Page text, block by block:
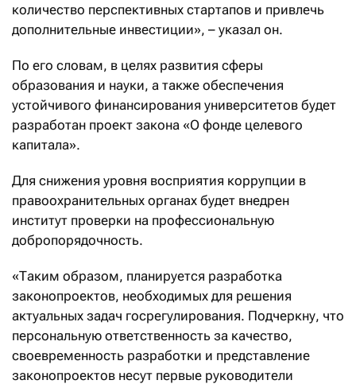
количество перспективных стартапов и привлечь
дополнительные инвестиции», – указал он.
По его словам, в целях развития сферы
образования и науки, а также обеспечения
устойчивого финансирования университетов будет
разработан проект закона «О фонде целевого
капитала».
Для снижения уровня восприятия коррупции в
правоохранительных органах будет внедрен
институт проверки на профессиональную
добропорядочность.
«Таким образом, планируется разработка
законопроектов, необходимых для решения
актуальных задач госрегулирования. Подчеркну, что
персональную ответственность за качество,
своевременность разработки и представление
законопроектов несут первые руководители